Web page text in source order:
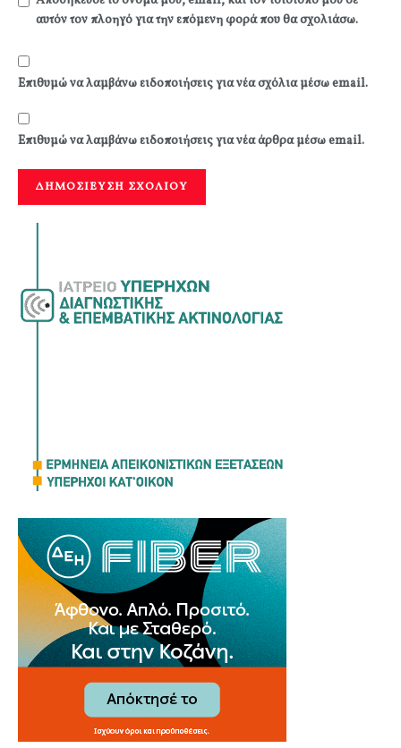
αυτόν τον πλοηγό για την επόμενη φορά που θα σχολιάσω.
Επιθυμώ να λαμβάνω ειδοποιήσεις για νέα σχόλια μέσω email.
Επιθυμώ να λαμβάνω ειδοποιήσεις για νέα άρθρα μέσω email.